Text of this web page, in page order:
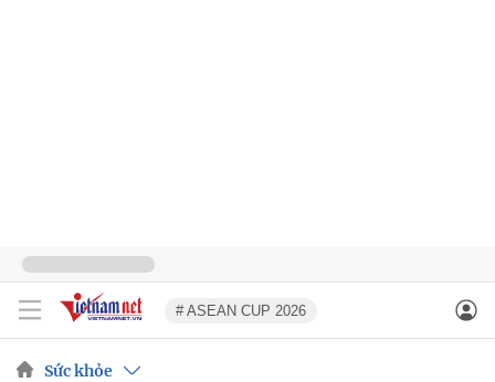
# ASEAN CUP 2026
Sức khỏe